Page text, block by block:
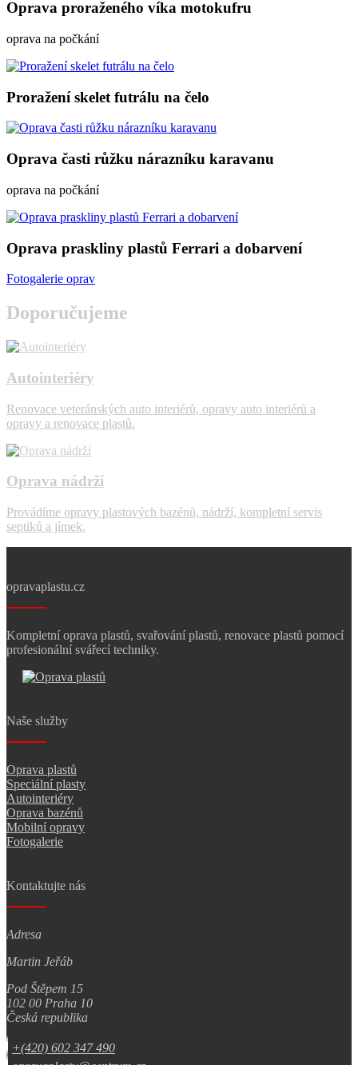
Oprava proraženého víka motokufru
oprava na počkání
Proražení skelet futrálu na čelo
Oprava časti růžku nárazníku karavanu
oprava na počkání
Oprava praskliny plastů Ferrari a dobarvení
Fotogalerie oprav
Doporučujeme
Autointeriéry
Renovace veteránských auto interiérů, opravy auto interiérů a
opravy a renovace plastů.
Oprava nádrží
Provádíme opravy plastových bazénů, nádrží, kompletní servis
septiků a jímek.
opravaplastu.cz
Kompletní oprava plastů, svařování plastů, renovace plastů pomocí
profesionální svářecí techniky.
Naše služby
Oprava plastů
Speciální plasty
Autointeriéry
Oprava bazénů
Mobilní opravy
Fotogalerie
Kontaktujte nás
Adresa
Martin Jeřáb
Pod Štěpem 15
102 00 Praha 10
Česká republika
+(420) 602 347 490